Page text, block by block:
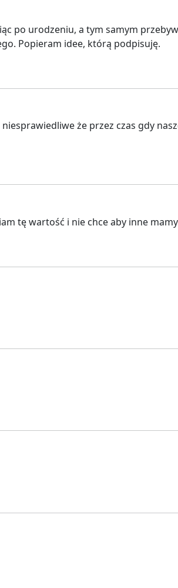
po urodzeniu, a tym samym
Popieram idee, którą podpisuję.
że przez czas gdy
tę wartość i nie chce aby inne